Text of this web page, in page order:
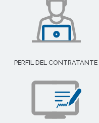
PERFIL DEL CONTRATANTE